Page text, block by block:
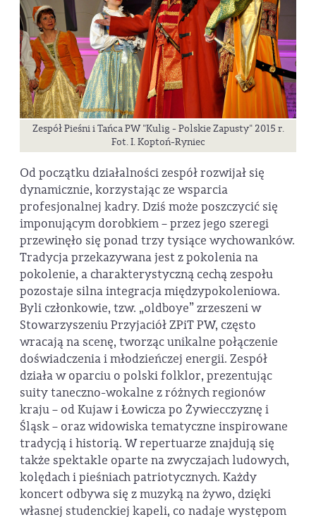
Zespół Pieśni i Tańca PW "Kulig - Polskie Zapusty" 2015 r.
Fot. I. Koptoń-Ryniec
Od początku działalności zespół rozwijał się
dynamicznie, korzystając ze wsparcia
profesjonalnej kadry. Dziś może poszczycić się
imponującym dorobkiem – przez jego szeregi
przewinęło się ponad trzy tysiące wychowanków.
Tradycja przekazywana jest z pokolenia na
pokolenie, a charakterystyczną cechą zespołu
pozostaje silna integracja międzypokoleniowa.
Byli członkowie, tzw. „oldboye” zrzeszeni w
Stowarzyszeniu Przyjaciół ZPiT PW, często
wracają na scenę, tworząc unikalne połączenie
doświadczenia i młodzieńczej energii. Zespół
działa w oparciu o polski folklor, prezentując
suity taneczno-wokalne z różnych regionów
kraju – od Kujaw i Łowicza po Żywiecczyznę i
Śląsk – oraz widowiska tematyczne inspirowane
tradycją i historią. W repertuarze znajdują się
także spektakle oparte na zwyczajach ludowych,
kolędach i pieśniach patriotycznych. Każdy
koncert odbywa się z muzyką na żywo, dzięki
własnej studenckiej kapeli, co nadaje występom